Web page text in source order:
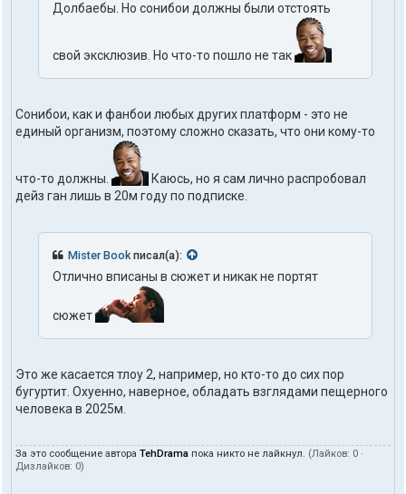
Долбаебы. Но сонибои должны были отстоять
свой эксклюзив. Но что-то пошло не так
Сонибои, как и фанбои любых других платформ - это не
единый организм, поэтому сложно сказать, что они кому-то
что-то должны.
Каюсь, но я сам лично распробовал
дейз ган лишь в 20м году по подписке.
Mister Bookписал(а):
Отлично вписаны в сюжет и никак не портят
сюжет
Это же касается тлоу 2, например, но кто-то до сих пор
бугуртит. Охуенно, наверное, обладать взглядами пещерного
человека в 2025м.
За это сообщение автора TehDrama пока никто не лайкнул. (Лайков: 0 ·
Дизлайков: 0)